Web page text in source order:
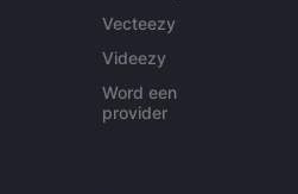
Vecteezy
Videezy
Word een
provider